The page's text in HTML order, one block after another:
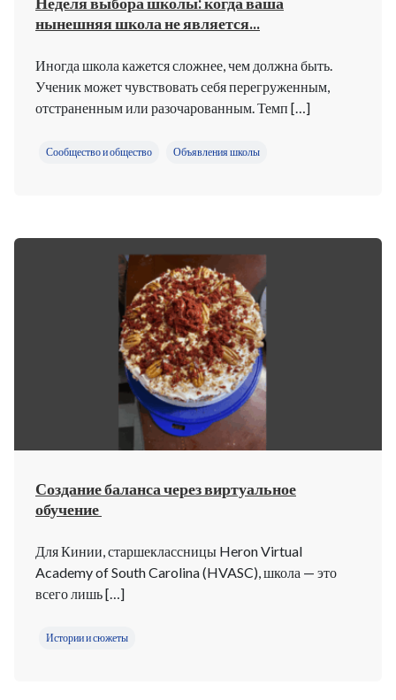
нынешняя школа не является...
Иногда школа кажется сложнее, чем должна быть.
Ученик может чувствовать себя перегруженным,
отстраненным или разочарованным. Темп […]
Сообщество и общество Объявления школы
Создание баланса через виртуальное
обучение
Для Кинии, старшеклассницы Heron Virtual
Academy of South Carolina (HVASC), школа — это
всего лишь […]
Истории и сюжеты